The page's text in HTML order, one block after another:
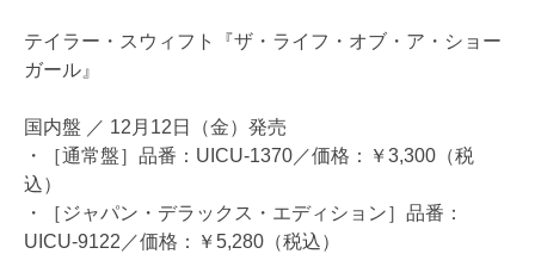
テイラー・スウィフト『ザ・ライフ・オブ・ア・ショー
ガール』
国内盤 ／ 12月12日（金）発売
・［通常盤］品番：UICU-1370／価格：￥3,300（税
込）
・［ジャパン・デラックス・エディション］品番：
UICU-9122／価格：￥5,280（税込）